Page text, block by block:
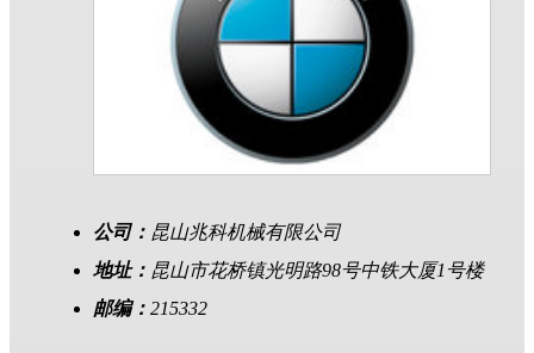
公司： 昆山兆科机械有限公司
地址： 昆山市花桥镇光明路98号中铁大厦1号楼
邮编： 215332